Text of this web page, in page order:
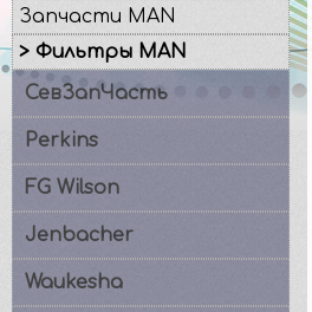
Запчасти MAN
> Фильтры MAN
СевЗапЧасть
Perkins
FG Wilson
Jenbacher
Waukesha